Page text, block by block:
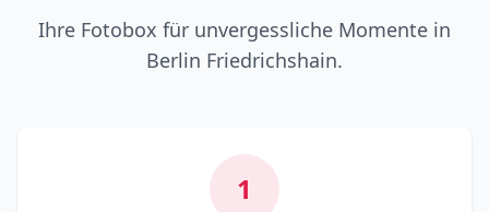
Ihre Fotobox für unvergessliche Momente in
Berlin Friedrichshain.
1